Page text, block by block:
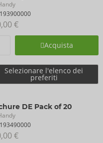
€
Acquista
Selezionare l'elenco dei
preferiti
DE Pack of 20
€